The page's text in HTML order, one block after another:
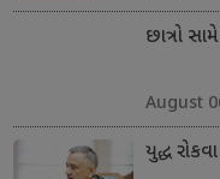
છાત્રો
August
યુદ્ધ